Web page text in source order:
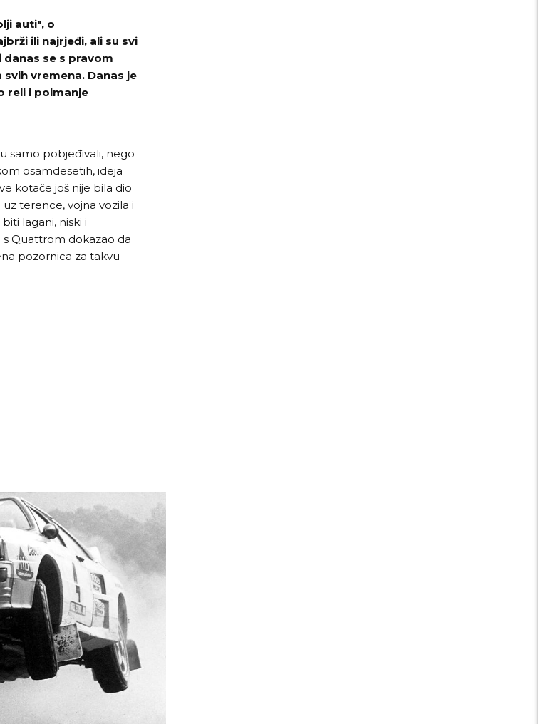
auti", o
ili najrjeđi, ali su svi
se s pravom
vremena. Danas je
reli i poimanje
samo pobjeđivali, nego
osamdesetih, ideja
kotače još nije bila dio
terence, vojna vozila i
lagani, niski i
Quattrom dokazao da
pozornica za takvu